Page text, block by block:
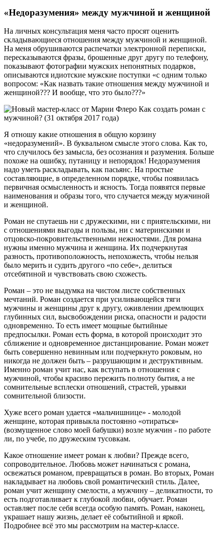
«Недоразумения» между мужчиной и женщиной
На личных консультация меня часто просят оценить
складывающиеся отношения между мужчиной и женщиной.
На меня обрушиваются распечатки электронной переписки,
пересказываются фразы, брошенные друг другу по телефону,
показывают фотографии мужских непонятных подарков,
описываются идиотские мужские поступки «с одним только
вопросом: «Как назвать такие отношения между мужчиной и
женщиной??? И вообще, что это было???»
Я отношу какие отношения в общую корзину
«недоразумений». В буквальном смысле этого слова. Как то,
что случилось без замысла, без осознания и разумения. Больше
похоже на ошибку, путаницу и непорядок! Недоразумения
надо уметь раскладывать, как пасьянс. На простые
составляющие, в определенном порядке, чтобы появилась
первичная осмысленность и ясность. Тогда появятся первые
наименования и образы того, что случается между мужчиной
и женщиной.
Роман не спутаешь ни с дружескими, ни с приятельскими, ни
с отношениями выгоды и пользы, ни с материнскими и
отцовско-покровительственными нежностями. Для романа
нужны именно мужчина и женщина. Их подчеркнутая
разность, противоположность, непохожесть, чтобы нельзя
было мерить и судить другого «по себе», делиться
отсебятиной и чувствовать свою схожесть.
Роман – это не выдумка на чистом листе собственных
мечтаний. Роман создается при усиливающейся тяги
мужчины и женщины друг к другу, оживлении дремлющих
глубинных сил, высвобождении риска, опасности и радости
одновременно. То есть имеет мощные бытийные
предпосылки. Роман есть форма, в которой происходит это
сближение и одновременное дистанцирование. Роман может
быть совершенно невинным или подчеркнуто роковым, но
никогда не должен быть – разрушающим и деструктивным.
Именно роман учит нас, как вступать в отношения с
мужчиной, чтобы красиво пережить полноту бытия, а не
сомнительные всплески отношений, страстей, урывки
сомнительной близости.
Хуже всего роман удается «мальчишнице» - молодой
женщине, которая привыкла постоянно «отираться»
(возмущенное слово моей бабушки) возле мужчин - по работе
ли, по учебе, по дружеским тусовкам.
Какое отношение имеет роман к любви? Прежде всего,
сопроводительное. Любовь может начинаться с романа,
освежаться романом, превращаться в роман. Во вторых, Роман
накладывает на любовь свой романтический стиль. Далее,
роман учит женщину смелости, а мужчину – деликатности, то
есть подготавливает к глубокой любви, обучает. Роман
оставляет после себя всегда особую память. Роман, наконец,
украшает нашу жизнь, делает её событийной и яркой.
Подробнее всё это мы рассмотрим на мастер-классе.